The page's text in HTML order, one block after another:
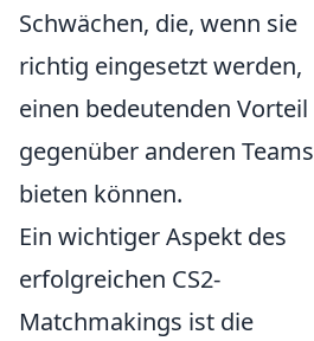
Schwächen, die, wenn sie
richtig eingesetzt werden,
einen bedeutenden Vorteil
gegenüber anderen Teams
bieten können.
Ein wichtiger Aspekt des
erfolgreichen CS2-
Matchmakings ist die